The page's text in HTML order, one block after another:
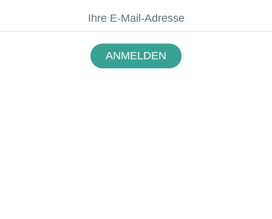
ANMELDEN